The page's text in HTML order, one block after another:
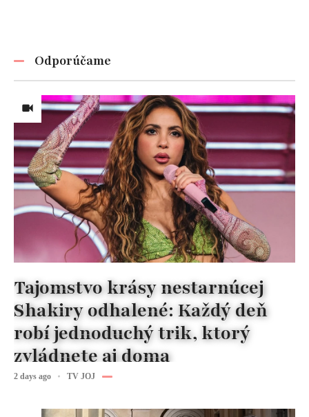
Odporúčame
Tajomstvo krásy nestarnúcej
Shakiry odhalené: Každý deň
robí jednoduchý trik, ktorý
zvládnete aj doma
2 days ago TV JOJ